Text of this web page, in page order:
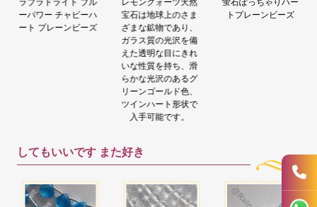
ーパワー チャビーハ
ート プレーンビーズ
宝石は地球上のさま
ざまな鉱物であり、
ガラス質の光沢を備
えた透明な目にきれ
いな性質を持ち、滑
らかな光沢のあるグ
リーンゴールド色、
ツインハート形状で
入手可能です。
トプレーンビーズ
してもいいです また好き